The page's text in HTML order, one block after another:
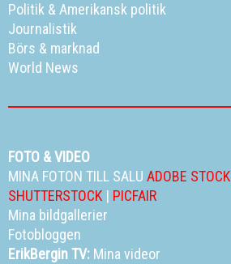
Politik &Amerikansk politik
Journalistik
Börs & marknad
World News
FOTO & VIDEO
MINA FOTON TILL SALU ADOBE STOCK
SHUTTERSTOCK | PICFAIR
Mina bildgallerier
Fotobloggen
ErikBergin TV: Mina videor